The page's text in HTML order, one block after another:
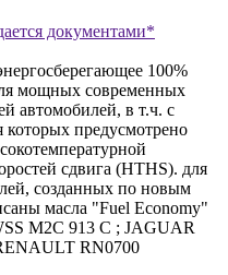
документами*
100%
мощных современных
автомобилей, в т.ч. с
предусмотрено
сдвига (HTHS). для
созданных по новым
масла "Fuel Economy"
M2C 913 C ; JAGUAR
RN0700